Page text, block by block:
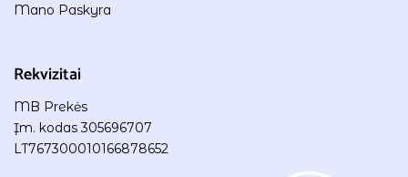
Mano Paskyra
Rekvizitai
MB Prekės
Įm. kodas 305696707
LT767300010166878652